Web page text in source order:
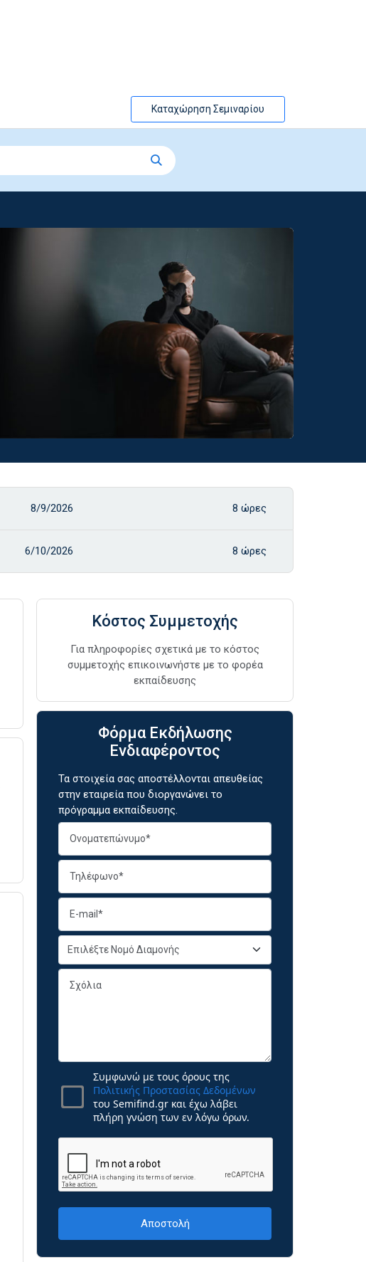
Καταχώρηση Σεμιναρίου
8/9/2026 8 ώρες
6/10/2026 8 ώρες
Κόστος Συμμετοχής
Για πληροφορίες σχετικά με το κόστος
συμμετοχής επικοινωνήστε με το φορέα
εκπαίδευσης
Φόρμα Εκδήλωσης
Ενδιαφέροντος
Τα στοιχεία σας αποστέλλονται απευθείας
στην εταιρεία που διοργανώνει το
πρόγραμμα εκπαίδευσης.
Συμφωνώ με τους όρους της
Πολιτικής Προστασίας Δεδομένων
του Semifind.gr και έχω λάβει
πλήρη γνώση των εν λόγω όρων.